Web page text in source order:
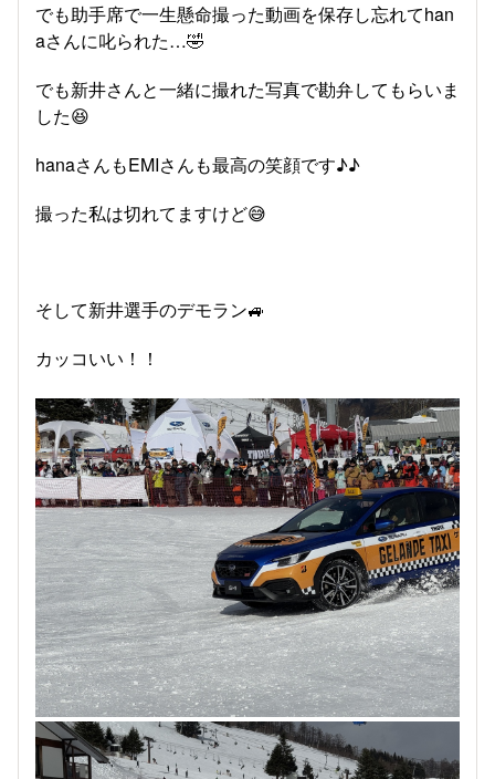
でも助手席で一生懸命撮った動画を保存し忘れてhan
aさんに叱られた…🤣
でも新井さんと一緒に撮れた写真で勘弁してもらいま
した😆
hanaさんもEMIさんも最高の笑顔です♪♪
撮った私は切れてますけど😅
そして新井選手のデモラン🚙
カッコいい！！